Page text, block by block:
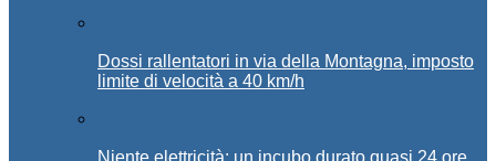
Dossi rallentatori in via della Montagna, imposto
limite di velocità a 40 km/h